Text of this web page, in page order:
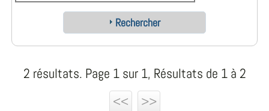
Rechercher
2 résultats. Page 1 sur 1, Résultats de 1 à 2
<<
>>